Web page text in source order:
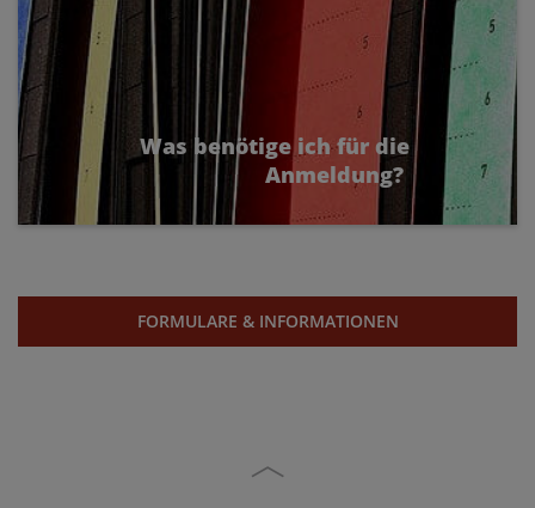
Was benötige ich für die
Anmeldung?
FORMULARE & INFORMATIONEN